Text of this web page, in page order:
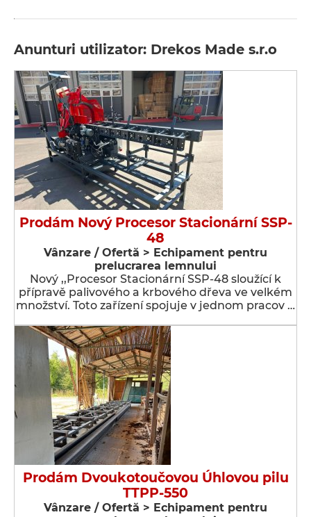
Anunturi utilizator: Drekos Made s.r.o
Prodám Nový Procesor Stacionární SSP-
48
Vânzare / Ofertă > Echipament pentru
prelucrarea lemnului
Nový ,,Procesor Stacionární SSP-48 sloužící k
přípravě palivového a krbového dřeva ve velkém
množství. Toto zařízení spojuje v jednom pracov …
Prodám Dvoukotoučovou Úhlovou pilu
TTPP-550
Vânzare / Ofertă > Echipament pentru